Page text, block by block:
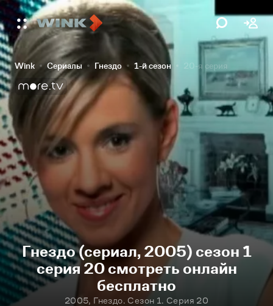
Wink Сериалы Гнездо 1-й сезон 20-я серия
Гнездо (сериал, 2005) сезон 1
серия 20 смотреть онлайн
бесплатно
2005, Гнездо. Сезон 1. Серия 20